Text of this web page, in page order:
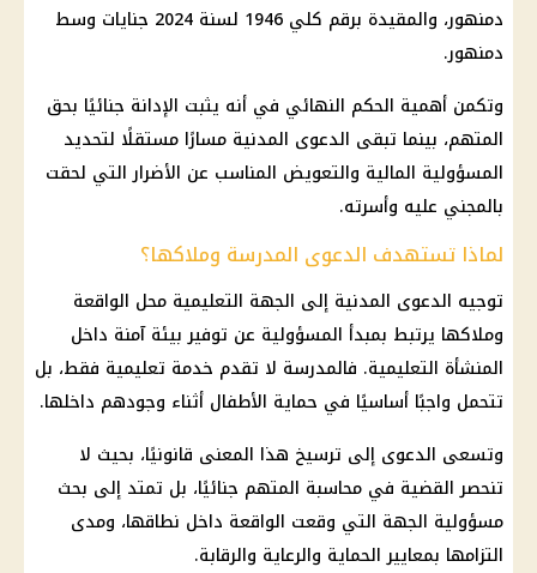
دمنهور، والمقيدة برقم كلي 1946 لسنة 2024 جنايات وسط
دمنهور.
وتكمن أهمية الحكم النهائي في أنه يثبت الإدانة جنائيًا بحق
المتهم، بينما تبقى الدعوى المدنية مسارًا مستقلًا لتحديد
المسؤولية المالية والتعويض المناسب عن الأضرار التي لحقت
بالمجني عليه وأسرته.
لماذا تستهدف الدعوى المدرسة وملاكها؟
توجيه الدعوى المدنية إلى الجهة التعليمية محل الواقعة
وملاكها يرتبط بمبدأ المسؤولية عن توفير بيئة آمنة داخل
المنشأة التعليمية. فالمدرسة لا تقدم خدمة تعليمية فقط، بل
تتحمل واجبًا أساسيًا في حماية الأطفال أثناء وجودهم داخلها.
وتسعى الدعوى إلى ترسيخ هذا المعنى قانونيًا، بحيث لا
تنحصر القضية في محاسبة المتهم جنائيًا، بل تمتد إلى بحث
مسؤولية الجهة التي وقعت الواقعة داخل نطاقها، ومدى
التزامها بمعايير الحماية والرعاية والرقابة.